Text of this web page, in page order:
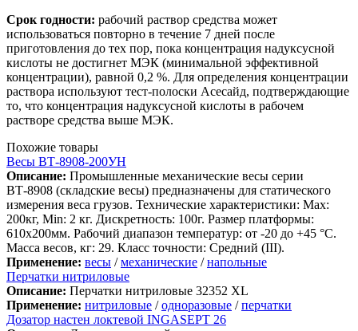
Срок годности: рабочий раствор средства может
использоваться повторно в течение 7 дней после
приготовления до тех пор, пока концентрация надуксусной
кислоты не достигнет МЭК (минимальной эффективной
концентрации), равной 0,2 %. Для определения концентрации
раствора используют тест-полоски Асесайд, подтверждающие
то, что концентрация надуксусной кислоты в рабочем
растворе средства выше МЭК.
Похожие товары
Весы ВТ-8908-200УН
Описание: Промышленные механические весы серии
ВТ-8908 (складские весы) предназначены для статического
измерения веса грузов. Технические характеристики: Max:
200кг, Min: 2 кг. Дискретность: 100г. Размер платформы:
610х200мм. Рабочий диапазон температур: от -20 до +45 °C.
Масса весов, кг: 29. Класс точности: Средний (III).
Применение: весы /механические /напольные
Перчатки нитриловые
Описание: Перчатки нитриловые 32352 XL
Применение: нитриловые /одноразовые /перчатки
Дозатор настен локтевой INGASEPT 26